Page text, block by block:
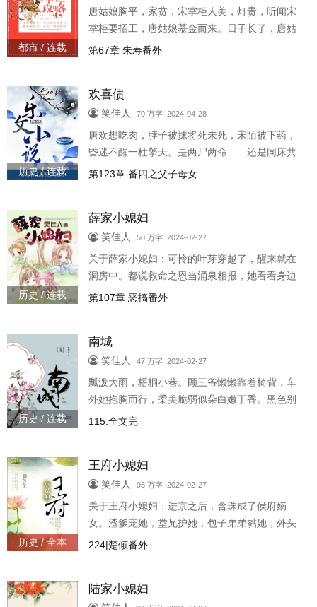
都市 / 连载
唐姑娘胸平，家贫，宋掌柜人美，灯贵，听闻宋
掌柜要招工，唐姑娘慕金而来。日子长了，唐姑
娘咬牙：送我一只灯笼会死啊！伙计们起哄：要
第67章 朱寿番外
历史 / 连载
欢喜债
笑佳人 70 万字 2024-04-28
唐欢想吃肉，脖子被抹将死未死，宋陌被下药，
昏迷不醒一柱擎天。是两尸两命……还是同床共
寝，齐赴九场春梦？阅读提示：1：文风轻松，绝
第123章 番四之父子母女
历史 / 连载
薛家小媳妇
笑佳人 50 万字 2024-02-27
关于薛家小媳妇：可怜的叶芽穿越了，醒来就在
洞房中。都说救命之恩当涌泉相报，她看看身边
俊朗的傻相公，咬咬牙也就认了。相公虽傻，还
第107章 恶搞番外
历史 / 连载
南城
笑佳人 47 万字 2024-02-27
瓢泼大雨，梧桐小巷。顾三爷懒懒靠着椅背，车
外她抱胸而行，柔美脆弱似朵白嫩丁香。黑色别
克缓缓停过来，清溪扭头，车窗里露出一张冷峻
115.全文完
历史 / 全本
王府小媳妇
笑佳人 93 万字 2024-02-27
关于王府小媳妇：进京之后，含珠成了侯府嫡
女。渣爹宠她，堂兄护她，包子弟弟黏她，外头
还有程钰这个王府“表哥”盯着她。贵女生活越过越
224|楚倾番外
陆家小媳妇